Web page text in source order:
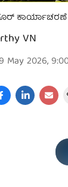
ಕಾರ್ಯಾಚರಣೆ
VN
May 2026,